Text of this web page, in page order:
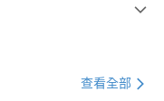
查看全部